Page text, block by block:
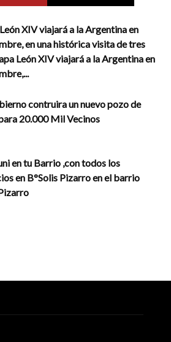
XIV viajará a la Argentina en
en una histórica visita de tres
León XIV viajará a la Argentina en
contruira un nuevo pozo de
20.000 Mil Vecinos
en tu Barrio ,con todos los
en B°Solis Pizarro en el barrio